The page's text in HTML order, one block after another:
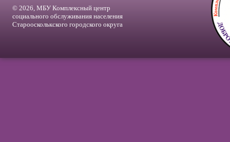
© 2026, МБУ Комплексный центр
социального обслуживания населения
Староосколькского городского округа